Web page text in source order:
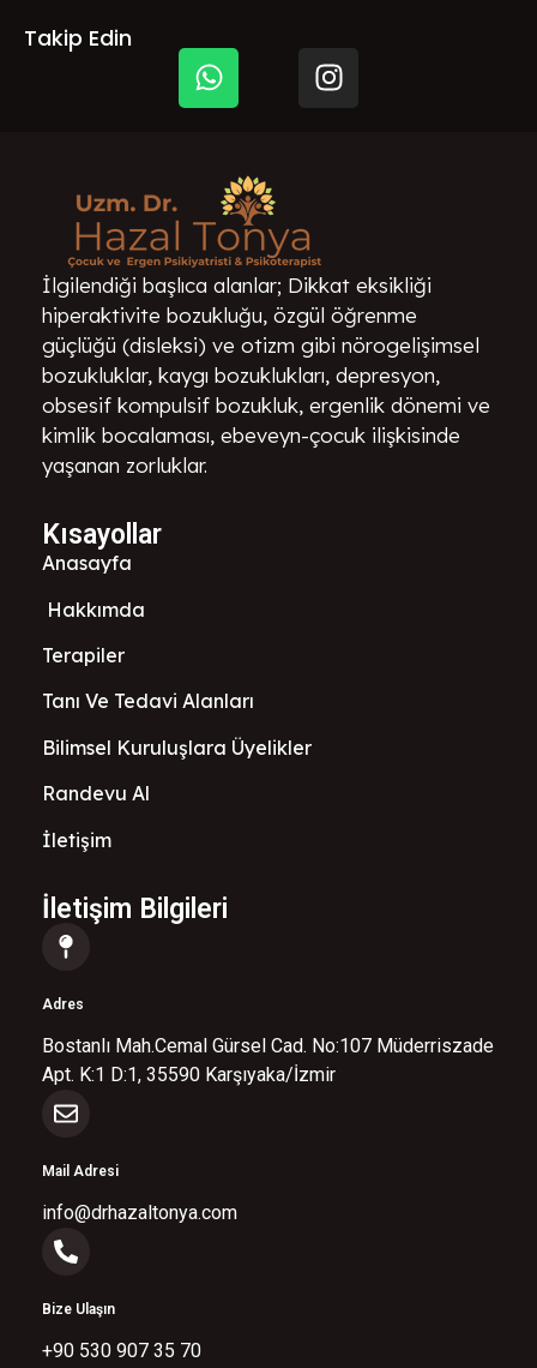
Takip Edin
İlgilendiği başlıca alanlar; Dikkat eksikliği
hiperaktivite bozukluğu, özgül öğrenme
güçlüğü (disleksi) ve otizm gibi nörogelişimsel
bozukluklar, kaygı bozuklukları, depresyon,
obsesif kompulsif bozukluk, ergenlik dönemi ve
kimlik bocalaması, ebeveyn-çocuk ilişkisinde
yaşanan zorluklar.
Kısayollar
Anasayfa
Hakkımda
Terapiler
Tanı Ve Tedavi Alanları
Bilimsel Kuruluşlara Üyelikler
Randevu Al
İletişim
İletişim Bilgileri
Adres
Bostanlı Mah.Cemal Gürsel Cad. No:107 Müderriszade
Apt. K:1 D:1, 35590 Karşıyaka/İzmir
Mail Adresi
info@drhazaltonya.com
Bize Ulaşın
+90 530 907 35 70